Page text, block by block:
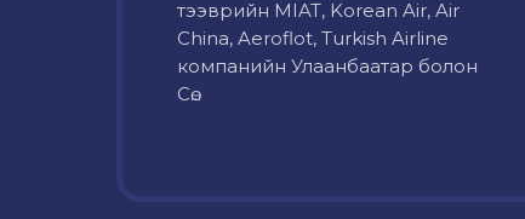
тээврийн MIAT, Korean Air, Air
China, Aeroflot, Turkish Airline
компанийн Улаанбаатар болон
Сө...